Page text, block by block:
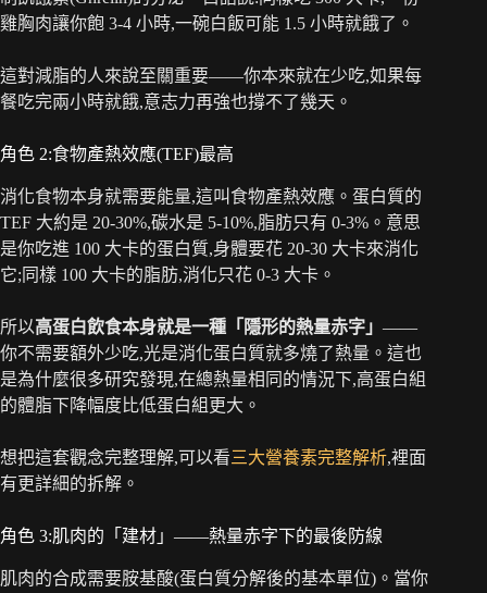
雞胸肉讓你飽 3-4 小時,一碗白飯可能 1.5 小時就餓了。
這對減脂的人來說至關重要——你本來就在少吃,如果每
餐吃完兩小時就餓,意志力再強也撐不了幾天。
角色 2:食物產熱效應(TEF)最高
消化食物本身就需要能量,這叫食物產熱效應。蛋白質的
TEF 大約是 20-30%,碳水是 5-10%,脂肪只有 0-3%。意思
是你吃進 100 大卡的蛋白質,身體要花 20-30 大卡來消化
它;同樣 100 大卡的脂肪,消化只花 0-3 大卡。
所以高蛋白飲食本身就是一種「隱形的熱量赤字」 ——
你不需要額外少吃,光是消化蛋白質就多燒了熱量。這也
是為什麼很多研究發現,在總熱量相同的情況下,高蛋白組
的體脂下降幅度比低蛋白組更大。
想把這套觀念完整理解,可以看三大營養素完整解析,裡面
有更詳細的拆解。
角色 3:肌肉的「建材」——熱量赤字下的最後防線
肌肉的合成需要胺基酸(蛋白質分解後的基本單位)。當你